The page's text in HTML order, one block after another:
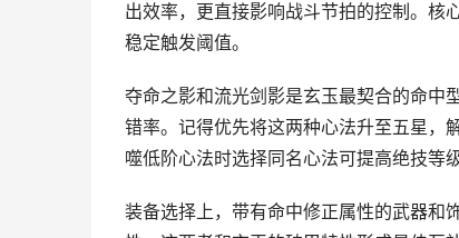
出效率，更直接影响战斗节拍的控制。核
稳定触发阈值。
夺命之影和流光剑影是玄玉最契合的命中
错率。记得优先将这两种心法升至五星，
噬低阶心法时选择同名心法可提高绝技等
装备选择上，带有命中修正属性的武器和